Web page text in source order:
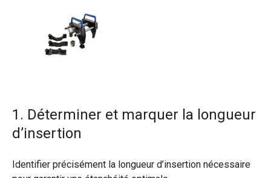
1. Déterminer et marquer la longueur
d’insertion
Identifier précisément la longueur d’insertion nécessaire